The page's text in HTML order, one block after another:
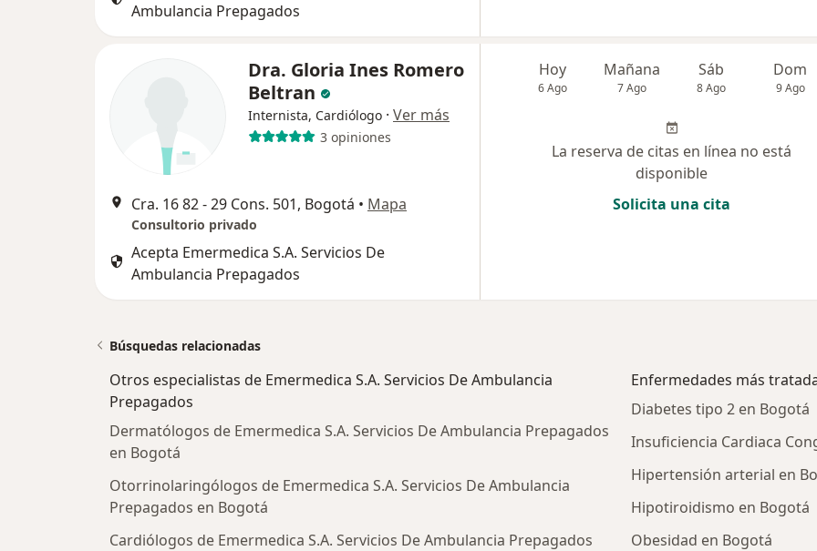
Ambulancia Prepagados
Dra. Gloria Ines Romero
Beltran
Internista, Cardiólogo · Ver más
3 opiniones
Cra. 16 82 ‐ 29 Cons. 501, Bogotá • Mapa
Consultorio privado
Acepta Emermedica S.A. Servicios De
Ambulancia Prepagados
Hoy
6 Ago
Mañana
7 Ago
Sáb
8 Ago
Dom
9 Ago
La reserva de citas en línea no está
disponible
Solicita una cita
Búsquedas relacionadas
Otros especialistas de Emermedica S.A. Servicios De Ambulancia
Prepagados
Dermatólogos de Emermedica S.A. Servicios De Ambulancia Prepagados
en Bogotá
Otorrinolaringólogos de Emermedica S.A. Servicios De Ambulancia
Prepagados en Bogotá
Cardiólogos de Emermedica S.A. Servicios De Ambulancia Prepagados
Enfermedades más
Diabetes tipo 2 en Bogotá
Insuficiencia Cardiaca
Hipertensión arterial en
Hipotiroidismo en Bogotá
Obesidad en Bogotá